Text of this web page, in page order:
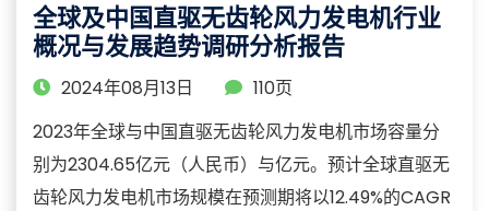
全球及中国直驱无齿轮风力发电机行业
概况与发展趋势调研分析报告
2024年08月13日
110页
2023年全球与中国直驱无齿轮风力发电机市场容量分
别为2304.65亿元（人民币）与亿元。预计全球直驱无
齿轮风力发电机市场规模在预测期将以12.49%的CAGR